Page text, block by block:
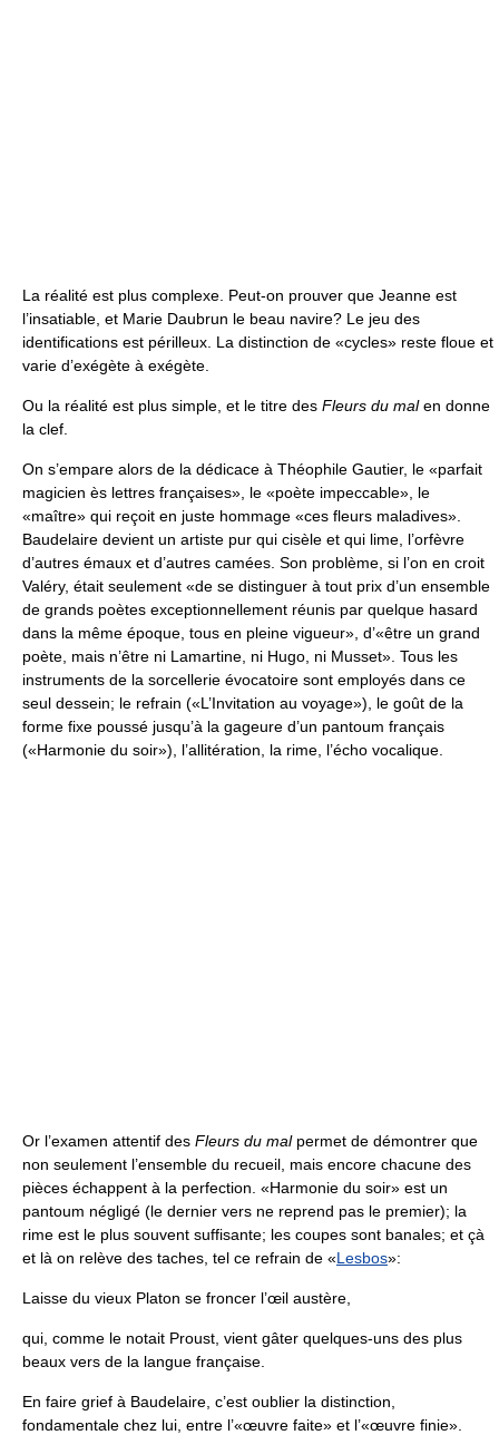
La réalité est plus complexe. Peut-on prouver que Jeanne est
l’insatiable, et Marie Daubrun le beau navire? Le jeu des
identifications est périlleux. La distinction de «cycles» reste floue et
varie d’exégète à exégète.
Ou la réalité est plus simple, et le titre des Fleurs du malen donne
la clef.
On s’empare alors de la dédicace à Théophile Gautier, le «parfait
magicien ès lettres françaises», le «poète impeccable», le
«maître» qui reçoit en juste hommage «ces fleurs maladives».
Baudelaire devient un artiste pur qui cisèle et qui lime, l’orfèvre
d’autres émaux et d’autres camées. Son problème, si l’on en croit
Valéry, était seulement «de se distinguer à tout prix d’un ensemble
de grands poètes exceptionnellement réunis par quelque hasard
dans la même époque, tous en pleine vigueur», d’«être un grand
poète, mais n’être ni Lamartine, ni Hugo, ni Musset». Tous les
instruments de la sorcellerie évocatoire sont employés dans ce
seul dessein; le refrain («L’Invitation au voyage»), le goût de la
forme fixe poussé jusqu’à la gageure d’un pantoum français
(«Harmonie du soir»), l’allitération, la rime, l’écho vocalique.
Or l’examen attentif des Fleurs du mal permet de démontrer que
non seulement l’ensemble du recueil, mais encore chacune des
pièces échappent à la perfection. «Harmonie du soir» est un
pantoum négligé (le dernier vers ne reprend pas le premier); la
rime est le plus souvent suffisante; les coupes sont banales; et çà
et là on relève des taches, tel ce refrain de «Lesbos»:
Laisse du vieux Platon se froncer l’œil austère,
qui, comme le notait Proust, vient gâter quelques-uns des plus
beaux vers de la langue française.
En faire grief à Baudelaire, c’est oublier la distinction,
fondamentale chez lui, entre l’«œuvre faite» et l’«œuvre finie».